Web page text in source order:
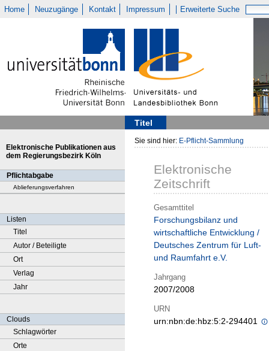
Home Neuzugänge Kontakt Impressum Erweiterte Suche
Titel
Elektronische Publikationen aus
dem Regierungsbezirk Köln
Pflichtabgabe
Ablieferungsverfahren
Listen
Titel
Autor / Beteiligte
Ort
Verlag
Jahr
Clouds
Schlagwörter
Orte
Sie sind hier: E-Pflicht-Sammlung
Elektronische
Zeitschrift
Gesamttitel
Forschungsbilanz und
wirtschaftliche Entwicklung /
Deutsches Zentrum für Luft-
und Raumfahrt e.V.
Jahrgang
2007/2008
URN
urn:nbn:de:hbz:5:2-294401